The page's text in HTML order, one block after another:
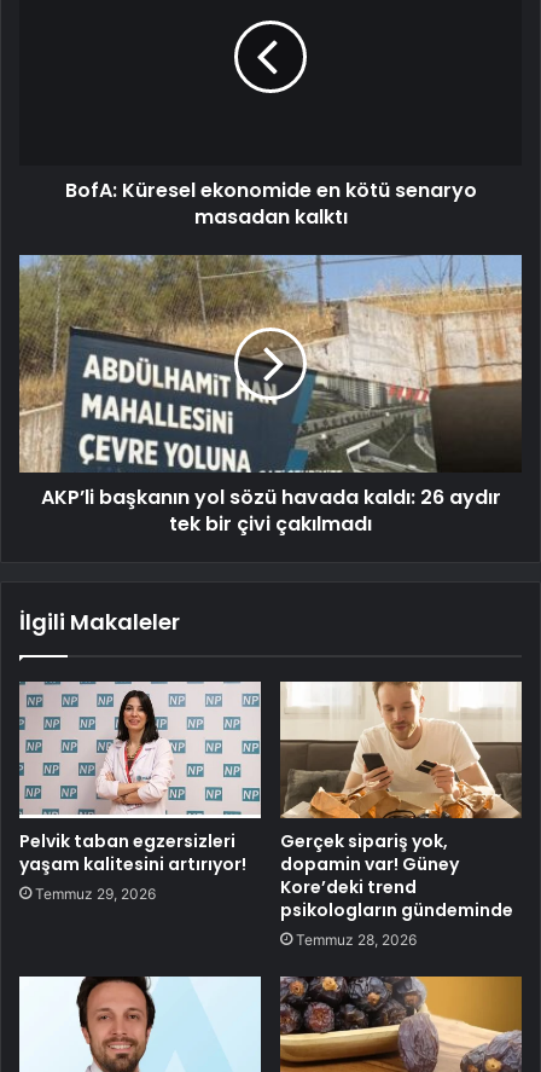
BofA: Küresel ekonomide en kötü senaryo
masadan kalktı
AKP’li başkanın yol sözü havada kaldı: 26 aydır
tek bir çivi çakılmadı
İlgili Makaleler
Pelvik taban egzersizleri
yaşam kalitesini artırıyor!
Temmuz 29, 2026
Gerçek sipariş yok,
dopamin var! Güney
Kore’deki trend
psikologların gündeminde
Temmuz 28, 2026